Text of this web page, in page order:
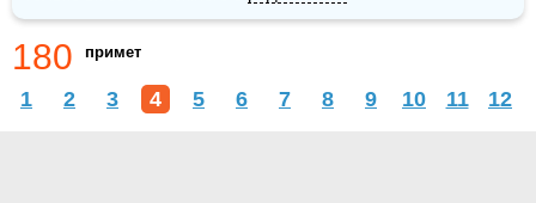
180 примет
1 2 3 4 5 6 7 8 9 10 11 12